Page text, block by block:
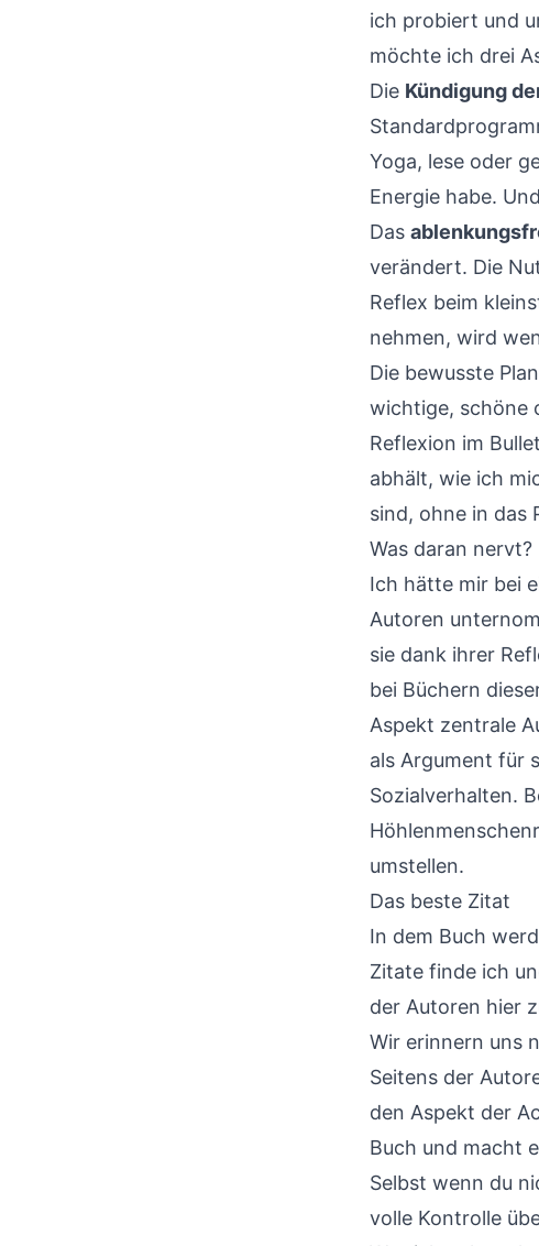
ich probiert und
möchte ich drei
Die Kündigung
Yoga, lese oder
Energie habe.
Das
verändert. Die
Reflex beim
nehmen, wird
Die bewusste
wichtige, schöne
Reflexion im
abhält, wie ich
sind, ohne in das
Was daran nervt?
Ich hätte mir bei
Autoren
sie dank ihrer
bei Büchern
Aspekt zentrale
als Argument für
Sozialverhalten.
umstellen.
Das beste Zitat
In dem Buch
Zitate finde ich
der Autoren hier
Wir erinnern uns
Seitens der
den Aspekt der
Buch und macht
Selbst wenn du
volle Kontrolle